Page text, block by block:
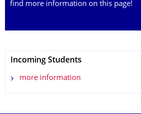
find more information on this page!
Incoming Students
more information